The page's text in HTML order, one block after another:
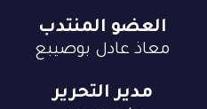
العضو المنتدب
معاذ عادل بوصيبع
مدير التحرير